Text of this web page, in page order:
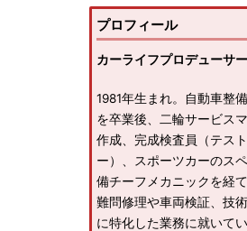
プロフィール
カーライフプロデューサ
1981年生まれ。自動車整
を卒業後、二輪サービス
作成、完成検査員（テス
ー）、スポーツカーのス
備チーフメカニックを経
難問修理や車両検証、技
に特化した業務に就いて